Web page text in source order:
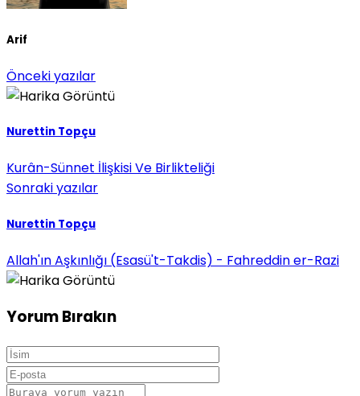
Arif
Önceki yazılar
Nurettin Topçu
Kurân-Sünnet İlişkisi Ve Birlikteliği
Sonraki yazılar
Nurettin Topçu
Allah'ın Aşkınlığı (Esasü't-Takdis) - Fahreddin er-Razi
Yorum Bırakın